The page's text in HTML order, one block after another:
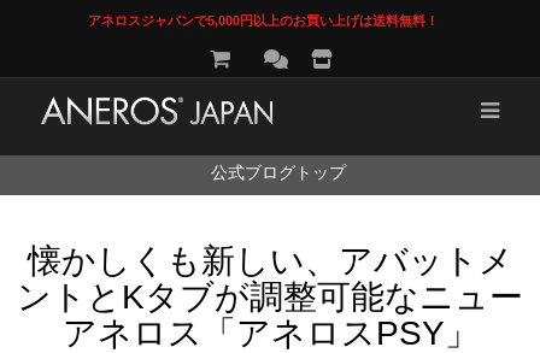
アネロスジャパンで5,000円以上のお買い上げは送料無料！
公式ブログトップ
懐かしくも新しい、アバットメ
ントとKタブが調整可能なニュー
アネロス「アネロスPSY」